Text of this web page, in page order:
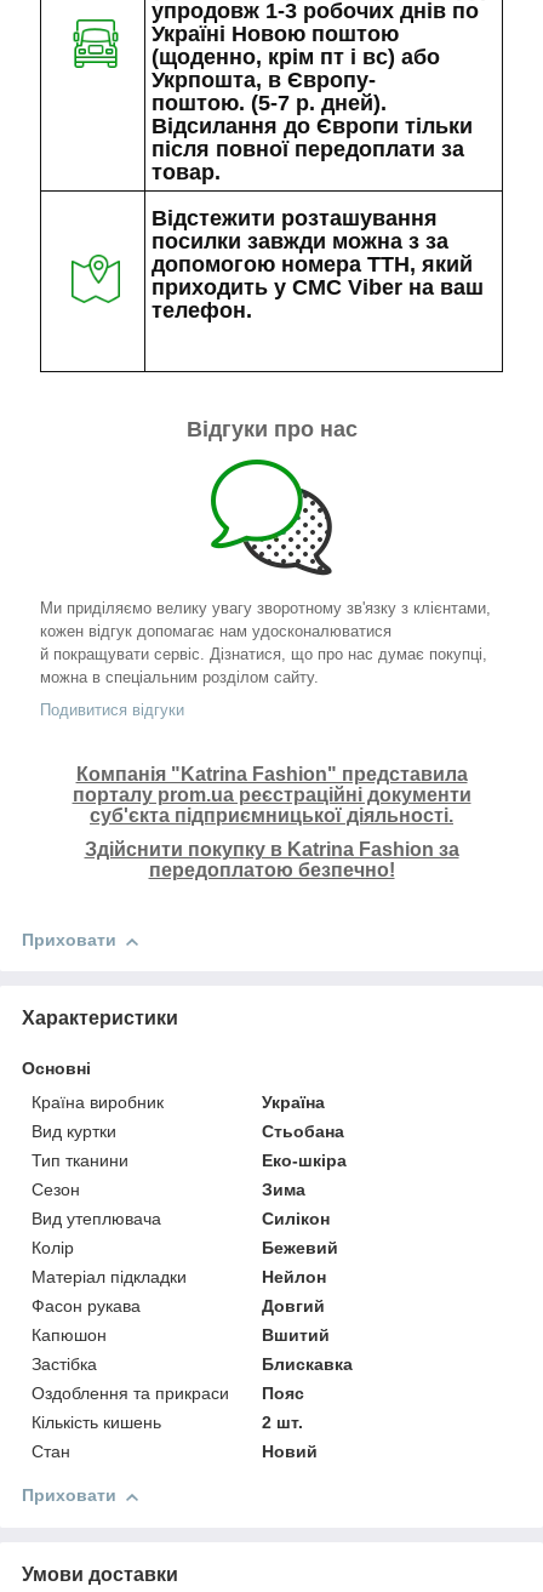
упродовж 1-3 робочих днів по
Україні Новою поштою
(щоденно, крім пт і вс) або
Укрпошта, в Європу-
поштою. (5-7 р. дней).
Відсилання до Європи тільки
після повної передоплати за
товар.
Відстежити розташування
посилки завжди можна з за
допомогою номера ТТН, який
приходить у СМС Viber на ваш
телефон.
Відгуки про нас
Ми приділяємо велику увагу зворотному зв'язку з клієнтами,
кожен відгук допомагає нам удосконалюватися
й покращувати сервіс. Дізнатися, що про нас думає покупці,
можна в спеціальним розділом сайту.
Подивитися відгуки
Компанія "Katrina Fashion" представила
порталу prom.ua реєстраційні документи
суб'єкта підприємницької діяльності.
Здійснити покупку в Katrina Fashion за
передоплатою безпечно!
Приховати
Характеристики
Основні
Країна виробник
Україна
Вид куртки
Стьобана
Тип тканини
Еко-шкіра
Сезон
Зима
Вид утеплювача
Силікон
Колір
Бежевий
Матеріал підкладки
Нейлон
Фасон рукава
Довгий
Капюшон
Вшитий
Застібка
Блискавка
Оздоблення та прикраси
Пояс
Кількість кишень
2 шт.
Стан
Новий
Приховати
Умови доставки